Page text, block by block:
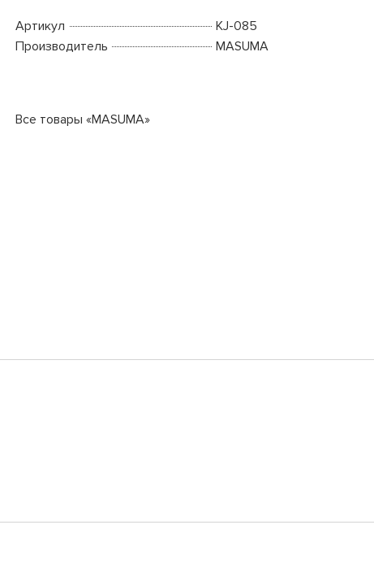
Артикул
KJ-085
Производитель
MASUMA
Все товары «MASUMA»